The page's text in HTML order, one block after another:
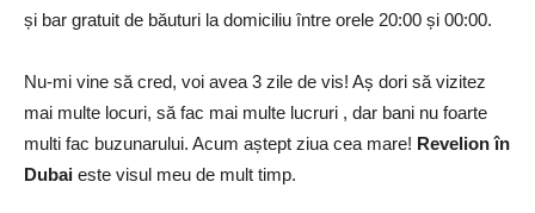
și bar gratuit de băuturi la domiciliu între orele 20:00 și 00:00.
Nu-mi vine să cred, voi avea 3 zile de vis! Aș dori să vizitez
mai multe locuri, să fac mai multe lucruri , dar bani nu foarte
multi fac buzunarului. Acum aștept ziua cea mare! Revelion în
Dubai este visul meu de mult timp.